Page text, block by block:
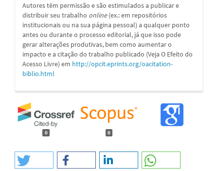
Autores têm permissão e são estimulados a publicar e
distribuir seu trabalho online(ex.: em repositórios
institucionais ou na sua página pessoal) a qualquer ponto
antes ou durante o processo editorial, já que isso pode
gerar alterações produtivas, bem como aumentar o
impacto e a citação do trabalho publicado (Veja O Efeito do
Acesso Livre) em http://opcit.eprints.org/oacitation-
biblio.html
0 0